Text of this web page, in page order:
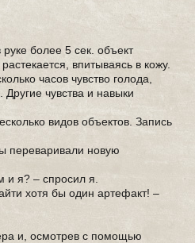
более 5 сек. объект
впитываясь в кожу.
часов чувство голода,
чувства и навыки
видов объектов. Запись
переваривали новую
я? – спросил я.
хотя бы один артефакт! –
и, осмотрев с помощью